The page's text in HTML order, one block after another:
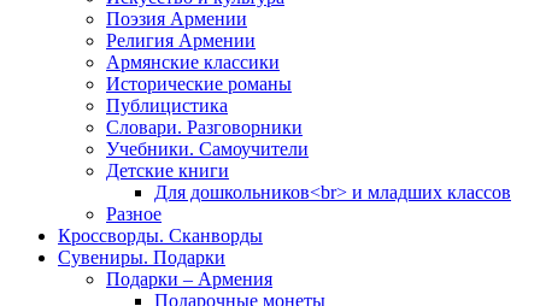
Поэзия Армении
Религия Армении
Армянские классики
Исторические романы
Публицистика
Словари. Разговорники
Учебники. Самоучители
Детские книги
Для дошкольников<br> и младших классов
Разное
Кроссворды. Сканворды
Сувениры. Подарки
Подарки – Армения
Подарочные монеты